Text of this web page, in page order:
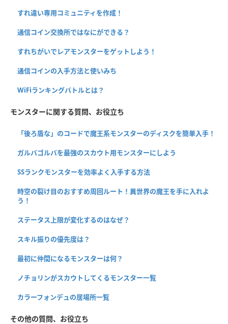
すれ違い専用コミュニティを作成！
通信コイン交換所ではなにができる？
すれちがいでレアモンスターをゲットしよう！
通信コインの入手方法と使いみち
WiFiランキングバトルとは？
モンスターに関する質問、お役立ち
「後ろ盾な」のコードで魔王系モンスターのディスクを簡単入手！
ガルバゴルバを最強のスカウト用モンスターにしよう
SSランクモンスターを効率よく入手する方法
時空の裂け目のおすすめ周回ルート！異世界の魔王を手に入れよ
う！
ステータス上限が変化するのはなぜ？
スキル振りの優先度は？
最初に仲間になるモンスターは何？
ノチョリンがスカウトしてくるモンスター一覧
カラーフォンデュの居場所一覧
その他の質問、お役立ち